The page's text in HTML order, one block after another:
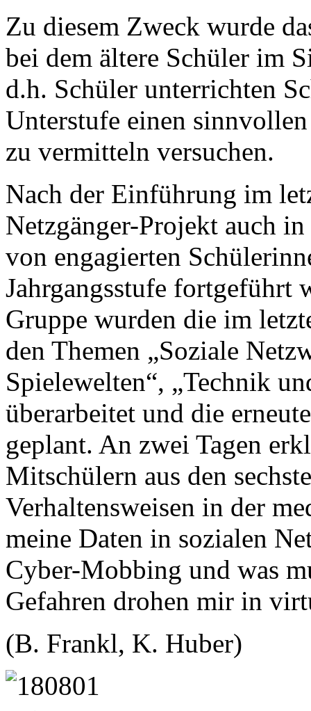
Zu diesem Zweck wurde
bei dem ältere Schüler im
d.h. Schüler unterrichten
Unterstufe einen
zu vermitteln versuchen.
Nach der Einführung im
Netzgänger-Projekt auch
von engagierten
Jahrgangsstufe fortgeführt
Gruppe wurden die im
den Themen „Soziale
Spielewelten“, „Technik
überarbeitet und die
geplant. An zwei Tagen
Mitschülern aus den
Verhaltensweisen in der
meine Daten in sozialen
Cyber-Mobbing und was
Gefahren drohen mir in
(B. Frankl, K. Huber)